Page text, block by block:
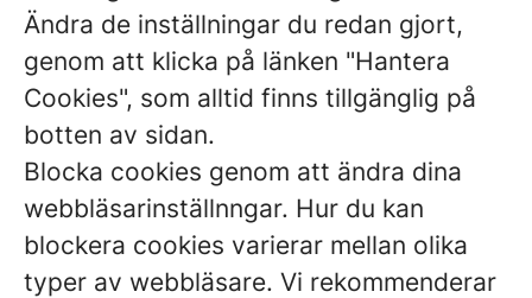
Ändra de inställningar du redan gjort,
genom att klicka på länken "Hantera
Cookies", som alltid finns tillgänglig på
botten av sidan.
Blocka cookies genom att ändra dina
webbläsarinställnngar. Hur du kan
blockera cookies varierar mellan olika
typer av webbläsare. Vi rekommenderar